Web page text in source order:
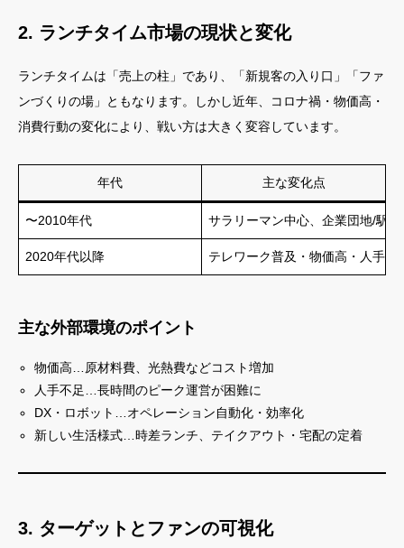
2. ランチタイム市場の現状と変化
ランチタイムは「売上の柱」であり、「新規客の入り口」「ファ
ンづくりの場」ともなります。しかし近年、コロナ禍・物価高・
消費行動の変化により、戦い方は大きく変容しています。
年代 主な変化点
〜2010年代 サラリーマン中心、企業団地/駅
2020年代以降 テレワーク普及・物価高・人手不
主な外部環境のポイント
物価高…原材料費、光熱費などコスト増加
人手不足…長時間のピーク運営が困難に
DX・ロボット…オペレーション自動化・効率化
新しい生活様式…時差ランチ、テイクアウト・宅配の定着
3. ターゲットとファンの可視化